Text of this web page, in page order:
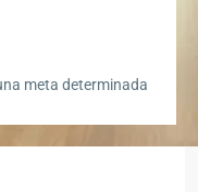
meta determinada